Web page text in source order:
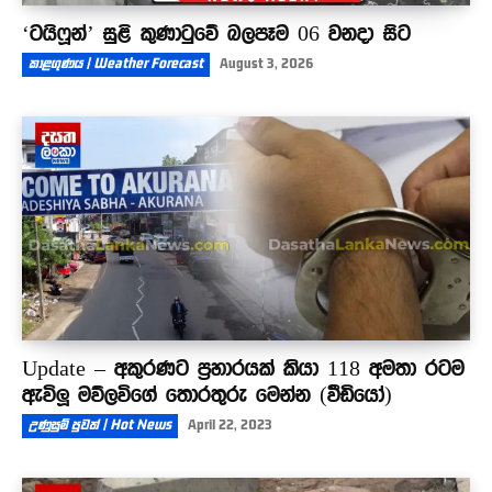
‘ටයිෆූන්’ සුළි කුණාටුවේ බලපෑම 06 වනදා සිට
කාළගුණය | Weather Forecast August 3, 2026
Update – අකුරණට ප්‍රහාරයක් කියා 118 අමතා රටම
ඇවිලූ මව්ලවිගේ තොරතුරු මෙන්න (වීඩියෝ)
උණුසුම් පුවත් | Hot News April 22, 2023